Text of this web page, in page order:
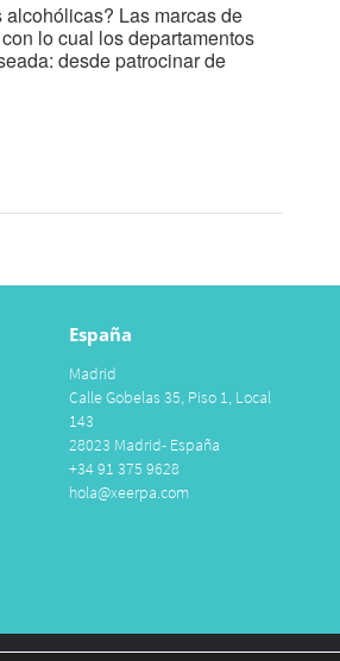
Las marcas de
lo cual los departamentos
desde patrocinar de
España
Madrid
Calle Gobelas 35, Piso 1, Local
143
28023 Madrid- España
+34 91 375 9628
hola@xeerpa.com